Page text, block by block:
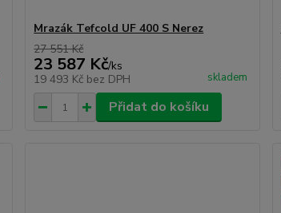
Mrazák Tefcold UF 400 S Nerez
27 551 Kč
23 587 Kč/ks
19 493 Kč bez DPH skladem
Přidat do košíku